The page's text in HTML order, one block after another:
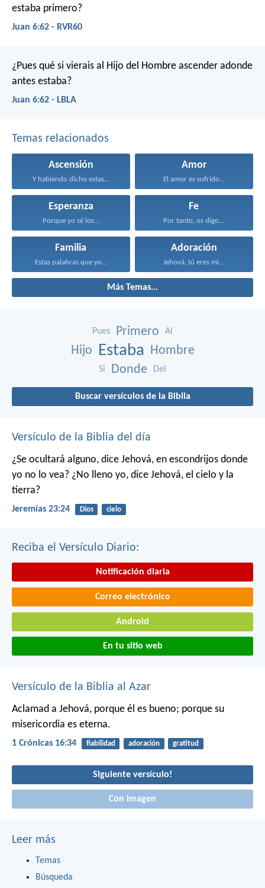
estaba primero?
Juan 6:62 - RVR60
¿Pues qué si vierais al Hijo del Hombre ascender adonde
antes estaba?
Juan 6:62 - LBLA
Temas relacionados
Ascensión
Y habiendo dicho estas...
Amor
El amor es sufrido...
Esperanza
Porque yo sé los...
Fe
Por tanto, os digo...
Familia
Estas palabras que yo...
Adoración
Jehová, tú eres mi...
Más Temas...
Pues Primero Al
Hijo Estaba Hombre
Si Donde Del
Buscar versículos de la Biblia
Versículo de la Biblia del día
¿Se ocultará alguno, dice Jehová, en escondrijos donde
yo no lo vea? ¿No lleno yo, dice Jehová, el cielo y la
tierra?
Jeremías 23:24 Dios cielo
Reciba el Versículo Diario:
Notificación diaria
Correo electrónico
Android
En tu sitio web
Versículo de la Biblia al Azar
Aclamad a Jehová, porque él es bueno; porque su
misericordia es eterna.
1 Crónicas 16:34 fiabilidad adoración gratitud
Siguiente versículo!
Con imagen
Leer más
Temas
Búsqueda